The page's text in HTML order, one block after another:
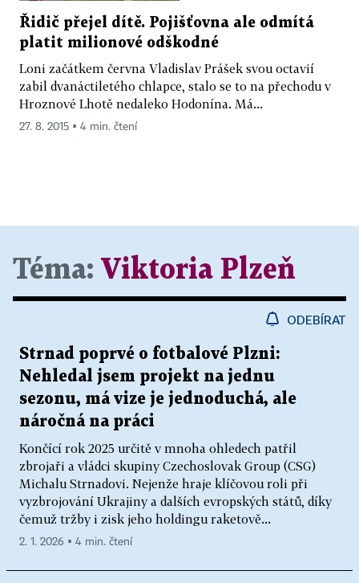
Řidič přejel dítě. Pojišťovna ale odmítá
platit milionové odškodné
Loni začátkem června Vladislav Prášek svou octavií
zabil dvanáctiletého chlapce, stalo se to na přechodu v
Hroznové Lhotě nedaleko Hodonína. Má...
27. 8. 2015 ▪ 4 min. čtení
Téma: Viktoria Plzeň
ODEBÍRAT
Strnad poprvé o fotbalové Plzni:
Nehledal jsem projekt na jednu
sezonu, má vize je jednoduchá, ale
náročná na práci
Končící rok 2025 určitě v mnoha ohledech patřil
zbrojaři a vládci skupiny Czechoslovak Group (CSG)
Michalu Strnadovi. Nejenže hraje klíčovou roli při
vyzbrojování Ukrajiny a dalších evropských států, díky
čemuž tržby i zisk jeho holdingu raketově...
2. 1. 2026 ▪ 4 min. čtení